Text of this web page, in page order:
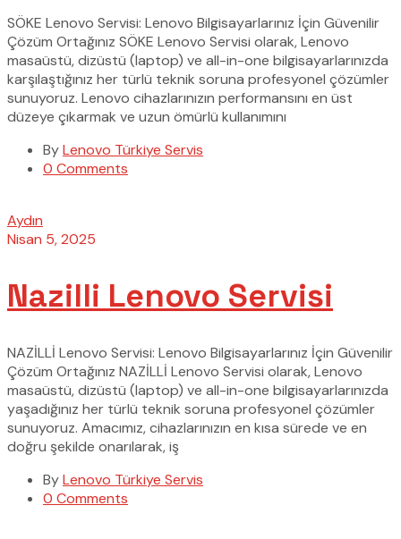
SÖKE Lenovo Servisi: Lenovo Bilgisayarlarınız İçin Güvenilir
Çözüm Ortağınız SÖKE Lenovo Servisi olarak, Lenovo
masaüstü, dizüstü (laptop) ve all-in-one bilgisayarlarınızda
karşılaştığınız her türlü teknik soruna profesyonel çözümler
sunuyoruz. Lenovo cihazlarınızın performansını en üst
düzeye çıkarmak ve uzun ömürlü kullanımını
ByLenovo Türkiye Servis
0 Comments
Aydın
Nisan 5, 2025
Nazilli Lenovo Servisi
NAZİLLİ Lenovo Servisi: Lenovo Bilgisayarlarınız İçin Güvenilir
Çözüm Ortağınız NAZİLLİ Lenovo Servisi olarak, Lenovo
masaüstü, dizüstü (laptop) ve all-in-one bilgisayarlarınızda
yaşadığınız her türlü teknik soruna profesyonel çözümler
sunuyoruz. Amacımız, cihazlarınızın en kısa sürede ve en
doğru şekilde onarılarak, iş
ByLenovo Türkiye Servis
0 Comments